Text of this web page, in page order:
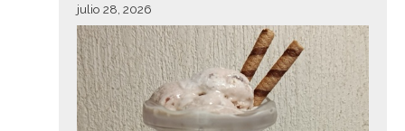
julio 28, 2026